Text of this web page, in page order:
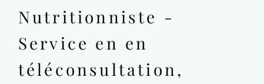
Nutritionniste -
Service en en
téléconsultation,